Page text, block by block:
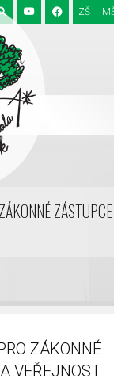
ZŠ
ZÁKONNÉ
VEŘEJNOST